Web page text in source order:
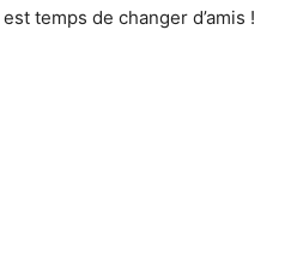
temps de changer d’amis !